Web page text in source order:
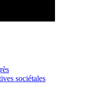
sociétales